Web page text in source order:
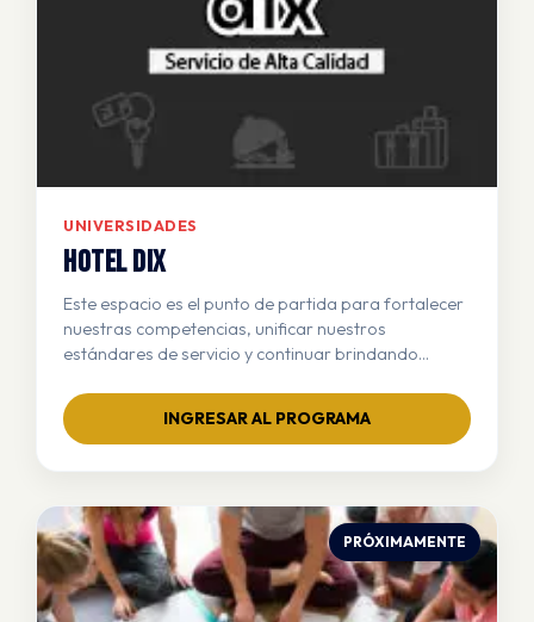
UNIVERSIDADES
HOTEL DIX
Este espacio es el punto de partida para fortalecer
nuestras competencias, unificar nuestros
estándares de servicio y continuar brindando
¡Inicia tu recorrido hacia la excelencia!
INGRESAR AL PROGRAMA
PRÓXIMAMENTE